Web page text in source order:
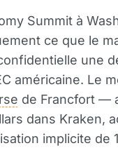
Summit à
ce que le
une
américaine. Le
de Francfort —
dans Kraken,
implicite de